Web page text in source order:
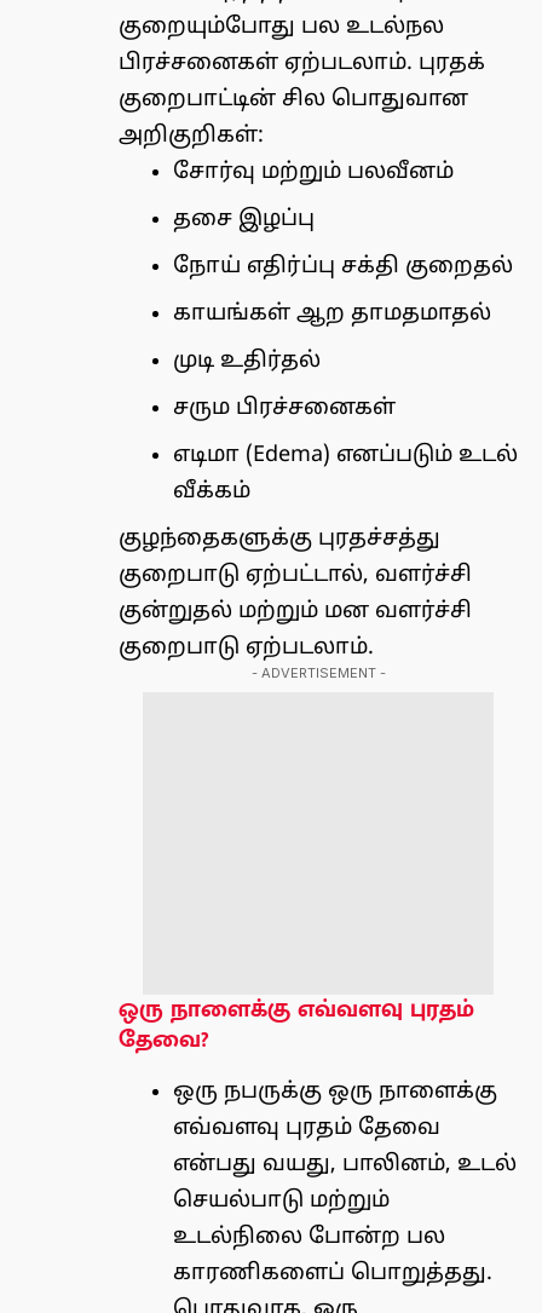
குறையும்போது பல உடல்நல
பிரச்சனைகள் ஏற்படலாம். புரதக்
குறைபாட்டின் சில பொதுவான
அறிகுறிகள்:
சோர்வு மற்றும் பலவீனம்
தசை இழப்பு
நோய் எதிர்ப்பு சக்தி குறைதல்
காயங்கள் ஆற தாமதமாதல்
முடி உதிர்தல்
சரும பிரச்சனைகள்
எடிமா (Edema) எனப்படும் உடல்
வீக்கம்
குழந்தைகளுக்கு புரதச்சத்து
குறைபாடு ஏற்பட்டால், வளர்ச்சி
குன்றுதல் மற்றும் மன வளர்ச்சி
குறைபாடு ஏற்படலாம்.
- ADVERTISEMENT -
ஒரு நாளைக்கு எவ்வளவு புரதம்
தேவை?
ஒரு நபருக்கு ஒரு நாளைக்கு
எவ்வளவு புரதம் தேவை
என்பது வயது, பாலினம், உடல்
செயல்பாடு மற்றும்
உடல்நிலை போன்ற பல
காரணிகளைப் பொறுத்தது.